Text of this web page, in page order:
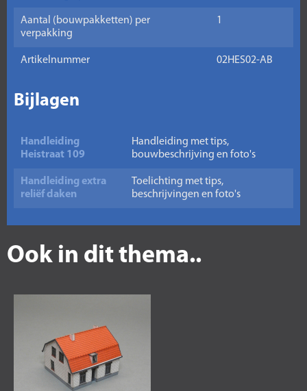
Aantal (bouwpakketten) per
verpakking
1
Artikelnummer 02HES02-AB
Bijlagen
Handleiding
Heistraat 109
Handleiding met tips,
bouwbeschrijving en foto's
Handleiding extra
reliëf daken
Toelichting met tips,
beschrijvingen en foto's
Ook in dit thema..